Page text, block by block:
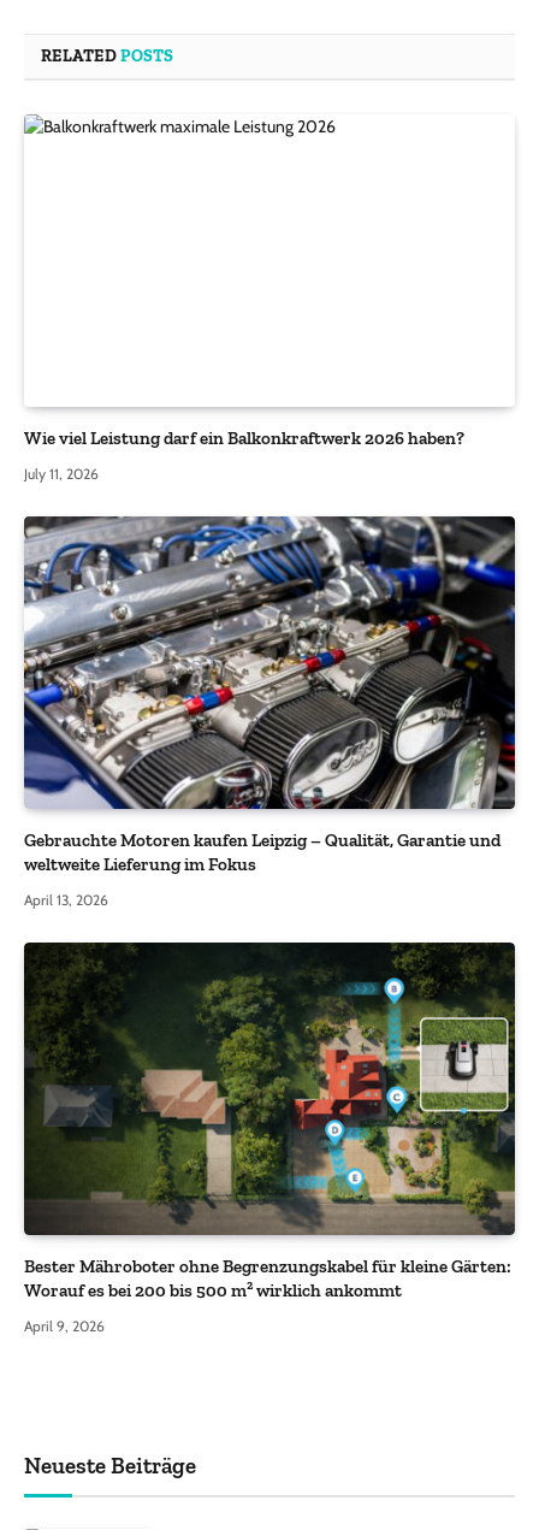
RELATEDPOSTS
Wie viel Leistung darf ein Balkonkraftwerk 2026 haben?
July 11, 2026
Gebrauchte Motoren kaufen Leipzig – Qualität, Garantie und
weltweite Lieferung im Fokus
April 13, 2026
Bester Mähroboter ohne Begrenzungskabel für kleine Gärten:
Worauf es bei 200 bis 500 m² wirklich ankommt
April 9, 2026
Neueste Beiträge